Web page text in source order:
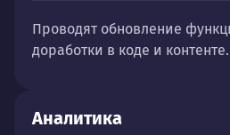
Проводят обновление
доработки в коде и контенте.
Аналитика